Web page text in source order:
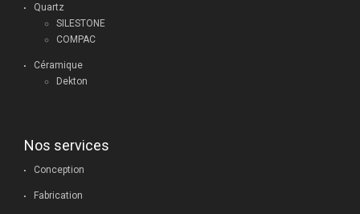
Quartz
SILESTONE
COMPAC
Céramique
Dekton
Nos services
Conception
Fabrication